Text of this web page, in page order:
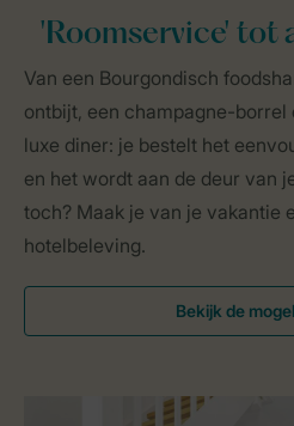
'Roomservice' tot
Van een Bourgondisch
ontbijt, een champagne-
luxe diner: je bestelt het
en het wordt aan de deur van
toch? Maak je van je vakantie
hotelbeleving.
Bekijk de